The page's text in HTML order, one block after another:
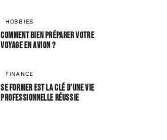
HOBBIES
Comment bien préparer votre
voyage en avion ?
FINANCE
Se former est la clé d’une vie
professionnelle réussie